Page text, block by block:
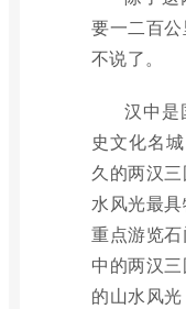
要一二百
不说了。
汉中是
史文化名
久的两汉
水风光最
重点游览
中的两汉
的山水风